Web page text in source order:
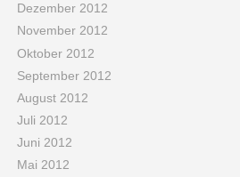
Dezember 2012
November 2012
Oktober 2012
September 2012
August 2012
Juli 2012
Juni 2012
Mai 2012